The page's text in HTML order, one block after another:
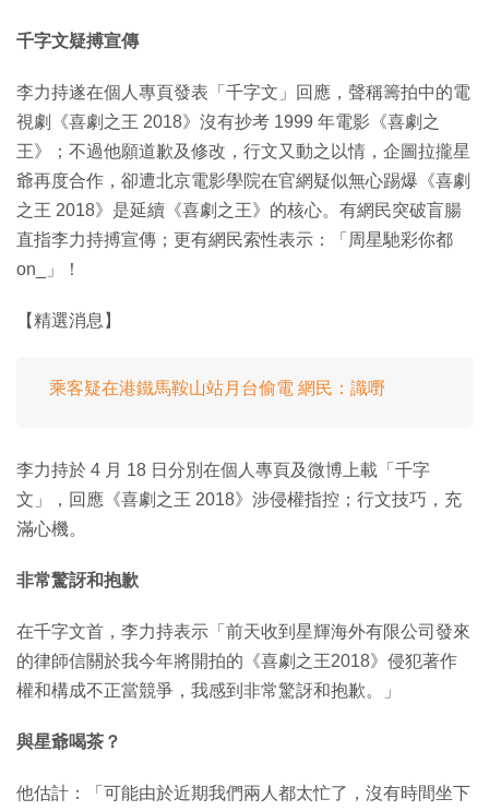
千字文疑搏宣傳
李力持遂在個人專頁發表「千字文」回應，聲稱籌拍中的電
視劇《喜劇之王 2018》沒有抄考 1999 年電影《喜劇之
王》；不過他願道歉及修改，行文又動之以情，企圖拉攏星
爺再度合作，卻遭北京電影學院在官網疑似無心踢爆《喜劇
之王 2018》是延續《喜劇之王》的核心。有網民突破盲腸
直指李力持搏宣傳；更有網民索性表示：「周星馳彩你都
on_」！
【精選消息】
乘客疑在港鐵馬鞍山站月台偷電 網民：識嘢
李力持於 4 月 18 日分別在個人專頁及微博上載「千字
文」，回應《喜劇之王 2018》涉侵權指控；行文技巧，充
滿心機。
非常驚訝和抱歉
在千字文首，李力持表示「前天收到星輝海外有限公司發來
的律師信關於我今年將開拍的《喜劇之王2018》侵犯著作
權和構成不正當競爭，我感到非常驚訝和抱歉。」
與星爺喝茶？
他估計：「可能由於近期我們兩人都太忙了，沒有時間坐下